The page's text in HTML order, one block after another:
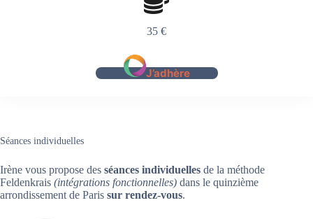
35 €
J’adhère
Séances individuelles
Irène vous propose des séances individuelles de la méthode
Feldenkrais (intégrations fonctionnelles) dans le quinzième
arrondissement de Paris sur rendez-vous.